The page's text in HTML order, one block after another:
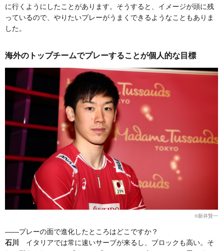
に行くようにしたことがあります。そうすると、イメージが頭に残
っているので、やりたいプレーがうまくできるようなこともありま
した。
海外のトップチームでプレーすることが個人的な目標
©新井賢一
——プレーの面で進化したところはどこですか？
石川
イタリアでは常に速いサーブが来るし、ブロックも高い。そ